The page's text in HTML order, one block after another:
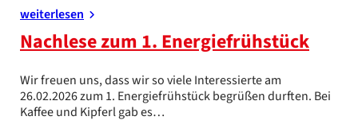
weiterlesen
Nachlese zum 1. Energiefrühstück
Wir freuen uns, dass wir so viele Interessierte am
26.02.2026 zum 1. Energiefrühstück begrüßen durften. Bei
Kaffee und Kipferl gab es…